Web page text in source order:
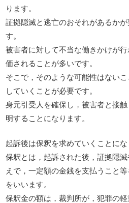
ります。
証拠隠滅と逃亡のおそれがあるか
す。
被害者に対して不当な働きかけが
価されることが多いです。
そこで，そのような可能性はない
していくことが必要です。
身元引受人を確保し，被害者と接
明することになります。
起訴後は保釈を求めていくことにな
保釈とは，起訴された後，証拠隠
えで，一定額の金銭を支払うこと
をいいます。
保釈金の額は，裁判所が，犯罪の